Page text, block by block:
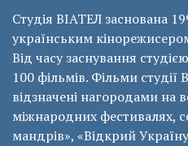
Студія ВІАТЕЛ заснована
українським
Від часу заснування
100 фільмів. Фільми студії
відзначені нагородами на
міжнародних фестивалях,
мандрів», «Відкрий